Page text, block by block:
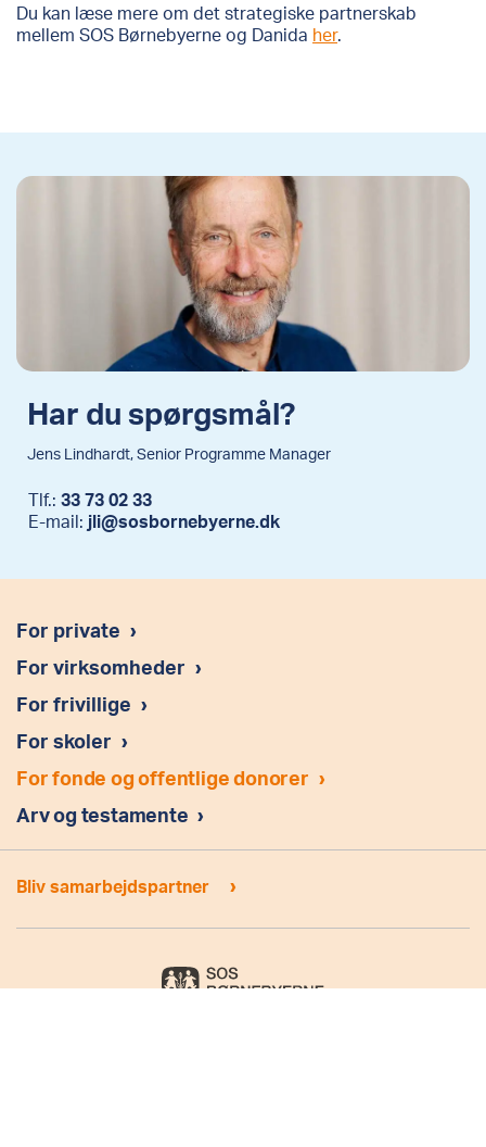
Du kan læse mere om det strategiske partnerskab
mellem SOS Børnebyerne og Danida her.
Har du spørgsmål?
Jens Lindhardt, Senior Programme Manager
Tlf.: 33 73 02 33
E-mail: jli@sosbornebyerne.dk
For private ›
For virksomheder ›
For frivillige ›
For skoler ›
For fonde og offentlige donorer ›
Arv og testamente ›
Bliv samarbejdspartner ›